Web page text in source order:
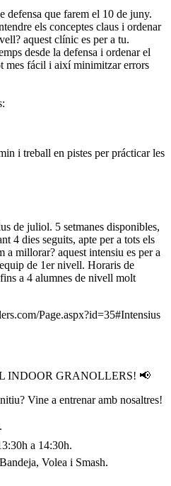
defensa que farem el 10 de juny.
els conceptes claus i ordenar
aquest clínic es per a tu.
desde la defensa i ordenar el
mes fácil i així minimitzar errors
i treball en pistes per prácticar les
de juliol. 5 setmanes disponibles,
4 dies seguits, apte per a tots els
a millorar? aquest intensiu es per a
de 1er nivell. Horaris de
a 4 alumnes de nivell molt
Page.aspx?id=35#Intensius
INDOOR GRANOLLERS! 📢
Vine a entrenar amb nosaltres!
a 14:30h.
Volea i Smash.